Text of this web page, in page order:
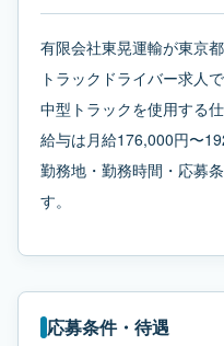
有限会社東晃運輸が東京
トラックドライバー求人で
中型トラックを使用する仕
給与は月給176,000円〜
勤務地・勤務時間・応募
す。
応募条件・待遇